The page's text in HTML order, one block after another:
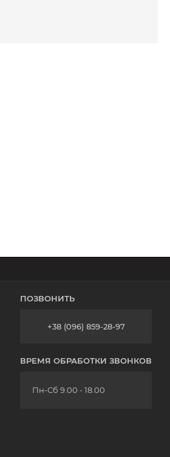
ПОЗВОНИТЬ
+38 (096) 859-28-97
ВРЕМЯ ОБРАБОТКИ ЗВОНКОВ
Пн-Сб 9.00 - 18.00